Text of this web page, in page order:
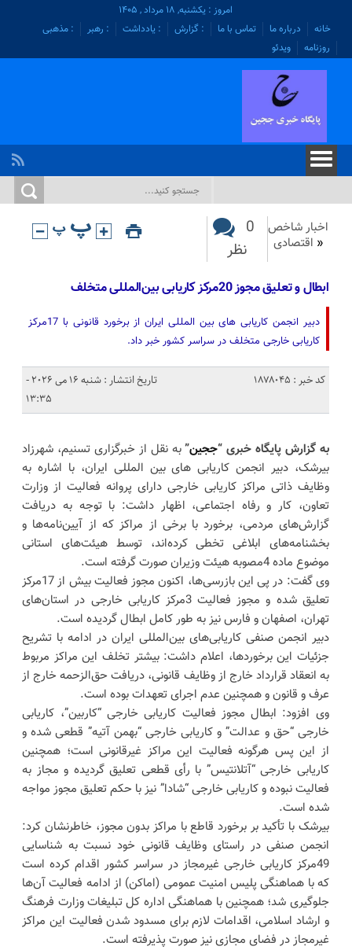
امروز : یکشنبه, ۱۸ مرداد , ۱۴۰۵
خانه
درباره ما تماس با ما : گزارش : یادداشت : رهبر
: مذهبی
روزنامه
ویدئو
اخبار شاخص
« اقتصادی
0
نظر
ابطال و تعلیق مجوز 20مرکز کاریابی بین‌المللی متخلف
دبیر انجمن کاریابی های بین المللی ایران از برخورد قانونی با 17مرکز
کاریابی خارجی متخلف در سراسر کشور خبر داد.
کد خبر : 1878045
تاریخ انتشار : شنبه 16 می 2026 -
13:35
به گزارش پایگاه خبری “ججین”به نقل از خبرگزاری تسنیم، شهرزاد
بیرشک، دبیر انجمن کاریابی های بین المللی ایران، با اشاره به
وظایف ذاتی مراکز کاریابی خارجی دارای پروانه فعالیت از وزارت
تعاون، کار و رفاه اجتماعی، اظهار داشت: با توجه به دریافت
گزارش‌های مردمی، برخورد با برخی از مراکز که از آیین‌نامه‌ها و
بخشنامه‌های ابلاغی تخطی کرده‌اند، توسط هیئت‌های استانی
موضوع ماده 4مصوبه هیئت وزیران صورت گرفته است.
وی گفت: در پی این بازرسی‌ها، اکنون مجوز فعالیت بیش از 17مرکز
تعلیق شده و مجوز فعالیت 3مرکز کاریابی خارجی در استان‌های
تهران، اصفهان و فارس نیز به طور کامل ابطال گردیده است.
دبیر انجمن صنفی کاریابی‌های بین‌المللی ایران در ادامه با تشریح
جزئیات این برخوردها، اعلام داشت: بیشتر تخلف این مراکز مربوط
به انعقاد قرارداد خارج از وظایف قانونی، دریافت حق‌الزحمه خارج از
عرف و قانون و همچنین عدم اجرای تعهدات بوده است.
وی افزود: ابطال مجوز فعالیت کاریابی خارجی “کاربین”، کاریابی
خارجی “حق و عدالت” و کاریابی خارجی “بهمن آتیه” قطعی شده و
از این پس هرگونه فعالیت این مراکز غیرقانونی است؛ همچنین
کاریابی خارجی “آتلانتیس” با رأی قطعی تعلیق گردیده و مجاز به
فعالیت نبوده و کاریابی خارجی “شادا” نیز با حکم تعلیق مجوز مواجه
شده است.
بیرشک با تأکید بر برخورد قاطع با مراکز بدون مجوز، خاطرنشان کرد:
انجمن صنفی در راستای وظایف قانونی خود نسبت به شناسایی
49مرکز کاریابی خارجی غیرمجاز در سراسر کشور اقدام کرده است
که با هماهنگی پلیس امنیت عمومی (اماکن) از ادامه فعالیت آن‌ها
جلوگیری شد؛ همچنین با هماهنگی اداره کل تبلیغات وزارت فرهنگ
و ارشاد اسلامی، اقدامات لازم برای مسدود شدن فعالیت این مراکز
غیرمجاز در فضای مجازی نیز صورت پذیرفته است.